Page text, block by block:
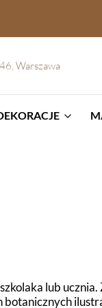
Warszawa
lub
botanicznych